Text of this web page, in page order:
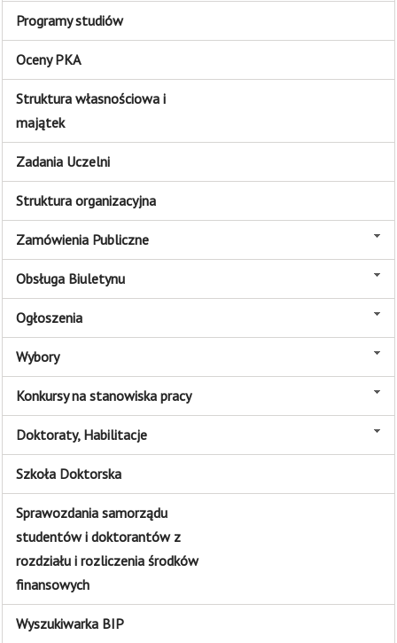
Programy studiów
Oceny PKA
Struktura własnościowa i
majątek
Zadania Uczelni
Struktura organizacyjna
Zamówienia Publiczne
Obsługa Biuletynu
Ogłoszenia
Wybory
Konkursy na stanowiska pracy
Doktoraty, Habilitacje
Szkoła Doktorska
Sprawozdania samorządu
studentów i doktorantów z
rozdziału i rozliczenia środków
finansowych
Wyszukiwarka BIP